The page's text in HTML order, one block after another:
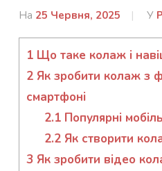
На 25 Червня, 2025
Від
У
1 Що таке колаж і
2 Як зробити колаж з
смартфоні
2.1Популярні
2.2Як створити
3 Як зробити відео